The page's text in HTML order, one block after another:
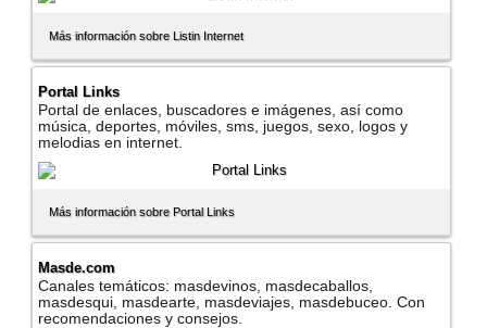
Más información sobre Listin Internet
Portal Links
Portal de enlaces, buscadores e imágenes, así­ como
música, deportes, móviles, sms, juegos, sexo, logos y
melodias en internet.
Más información sobre Portal Links
Masde.com
Canales temáticos: masdevinos, masdecaballos,
masdesqui, masdearte, masdeviajes, masdebuceo. Con
recomendaciones y consejos.